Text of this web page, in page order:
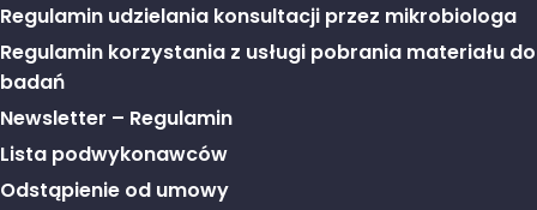
Regulamin udzielania konsultacji przez mikrobiologa
Regulamin korzystania z usługi pobrania materiału do
badań
Newsletter – Regulamin
Lista podwykonawców
Odstąpienie od umowy